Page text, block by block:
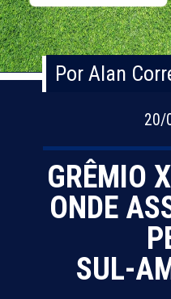
20/
Por Alan
Por Alan
GRÊMIO
ONDE
SUL-